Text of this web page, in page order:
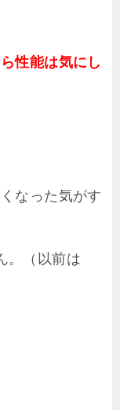
性能は気にし
なった気がす
。（以前は